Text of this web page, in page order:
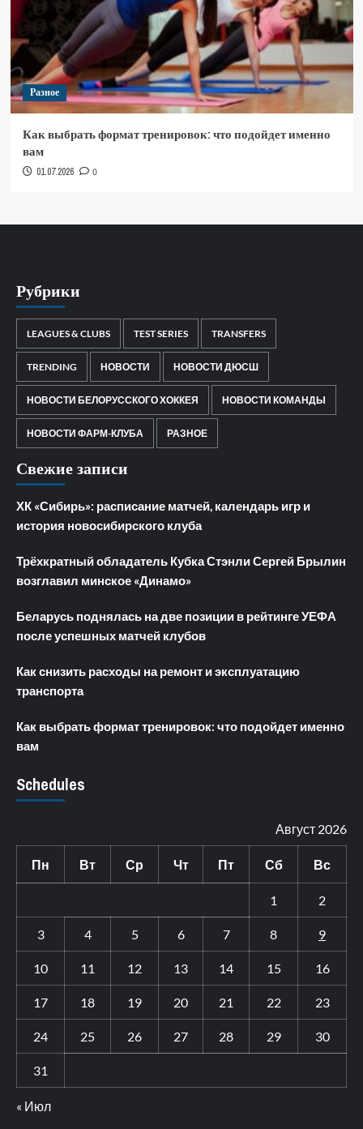
Разное
Как выбрать формат тренировок: что подойдет именно
вам
01.07.2026 0
Рубрики
LEAGUES & CLUBS TEST SERIES TRANSFERS
TRENDING НОВОСТИ НОВОСТИ ДЮСШ
НОВОСТИ БЕЛОРУССКОГО ХОККЕЯ НОВОСТИ КОМАНДЫ
НОВОСТИ ФАРМ-КЛУБА РАЗНОЕ
Свежие записи
ХК «Сибирь»: расписание матчей, календарь игр и
история новосибирского клуба
Трёхкратный обладатель Кубка Стэнли Сергей Брылин
возглавил минское «Динамо»
Беларусь поднялась на две позиции в рейтинге УЕФА
после успешных матчей клубов
Как снизить расходы на ремонт и эксплуатацию
транспорта
Как выбрать формат тренировок: что подойдет именно
вам
Schedules
Август 2026
Пн Вт Ср Чт Пт Сб Вс
1 2
3 4 5 6 7 8 9
10 11 12 13 14 15 16
17 18 19 20 21 22 23
24 25 26 27 28 29 30
31
« Июл